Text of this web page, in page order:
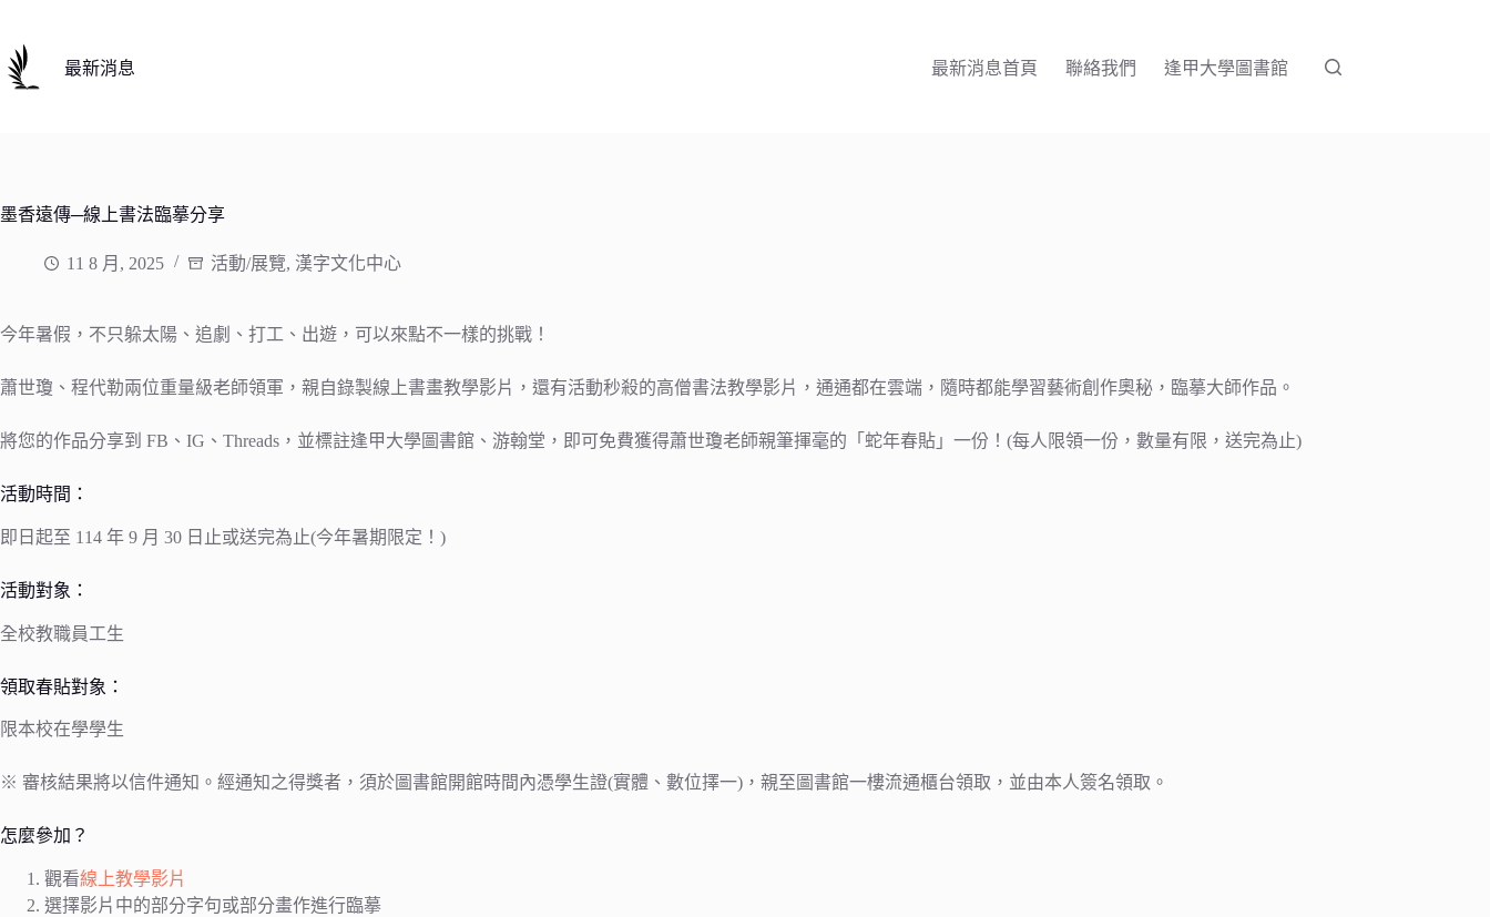
主
要
最新消息 最新消息首頁 聯絡我們 逢甲大學圖書館
墨香遠傳─線上書法臨摹分享
11 8 月, 2025 活動/展覽, 漢字文化中心
今年暑假，不只躲太陽、追劇、打工、出遊，可以來點不一樣的挑戰！
蕭世瓊、程代勒兩位重量級老師領軍，親自錄製線上書畫教學影片，還有活動秒殺的高僧書法教學影片，通通都在雲端，隨時都能學習藝術創作奧秘，臨摹大師作品。
將您的作品分享到 FB、IG、Threads，並標註逢甲大學圖書館、游翰堂，即可免費獲得蕭世瓊老師親筆揮毫的「蛇年春貼」一份！(每人限領一份，數量有限，送完為止)
活動時間：
即日起至 114 年 9 月 30 日止或送完為止(今年暑期限定！)
活動對象：
全校教職員工生
領取春貼對象：
限本校在學學生
※ 審核結果將以信件通知。經通知之得獎者，須於圖書館開館時間內憑學生證(實體、數位擇一)，親至圖書館一樓流通櫃台領取，並由本人簽名領取。
怎麼參加？
觀看線上教學影片
選擇影片中的部分字句或部分畫作進行臨摹